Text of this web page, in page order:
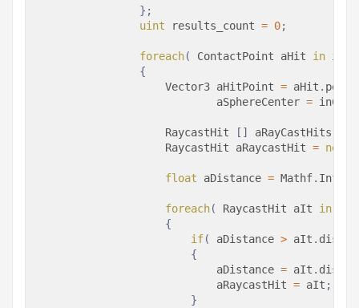
} ;
uint results_count = 0;
foreach( ContactPoint aHit in
{
Vector3 aHitPoint = aHit . point
                            aSphereCenter
=
                    RaycastHit
[ ] aRayCastHits
RaycastHit aRaycastHit = new
float aDistance = Mathf.
foreach( RaycastHit aIt in
{
if( aDistance > aIt .
{
                            aDistance
= aIt .
                            aRaycastHit
= aIt ;
}